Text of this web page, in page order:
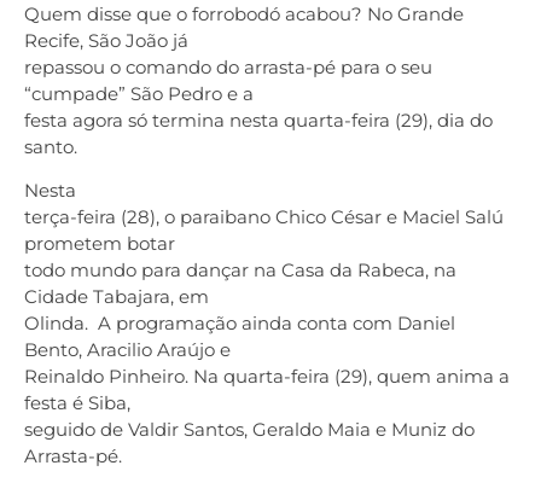
Quem disse que o forrobodó acabou? No Grande
Recife, São João já
repassou o comando do arrasta-pé para o seu
“cumpade” São Pedro e a
festa agora só termina nesta quarta-feira (29), dia do
santo.
Nesta
terça-feira (28), o paraibano Chico César e Maciel Salú
prometem botar
todo mundo para dançar na Casa da Rabeca, na
Cidade Tabajara, em
Olinda. A programação ainda conta com Daniel
Bento, Aracilio Araújo e
Reinaldo Pinheiro. Na quarta-feira (29), quem anima a
festa é Siba,
seguido de Valdir Santos, Geraldo Maia e Muniz do
Arrasta-pé.